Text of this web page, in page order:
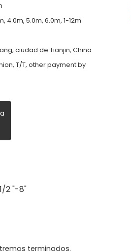
4.0m, 5.0m, 6.0m, 1-12m
ciudad de Tianjin, China
T/T, other payment by
2 "-8"
terminados.